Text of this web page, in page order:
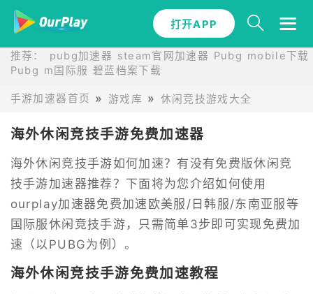
打开APP
推荐： pubg加速器 steam官网加速器 Pubg mobile下载
Pubg m国际服 碧蓝档案下载
手游加速器首页 游戏库 休闲竞技游戏大全
海外休闲竞技手游免费加速器
海外休闲竞技手游如何加速？有没有免费版休闲竞
技手游加速器推荐？下面将为您介绍如何使用
ourplay加速器免费加速欧美服/日韩服/东南亚服等
国际服休闲竞技手游，只需简单3步即可实现免费加
速（以PUBG为例）。
海外休闲竞技手游免费加速教程